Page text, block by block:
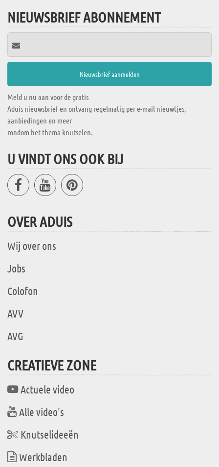
NIEUWSBRIEF ABONNEMENT
Meld u nu aan voor de gratis
Aduis nieuwsbrief en ontvang regelmatig per e-mail nieuwtjes,
aanbiedingen en meer
rondom het thema knutselen.
U VINDT ONS OOK BIJ
OVER ADUIS
Wij over ons
Jobs
Colofon
AVV
AVG
CREATIEVE ZONE
Actuele video
Alle video's
Knutselideeën
Werkbladen